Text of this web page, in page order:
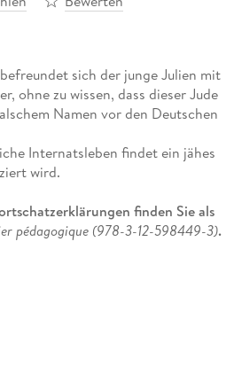
sich der junge Julien mit
ohne zu wissen, dass dieser Jude
Namen vor den Deutschen
Internatsleben findet ein jähes
wird.
finden Sie als
pédagogique (978-3-12-598449-3).